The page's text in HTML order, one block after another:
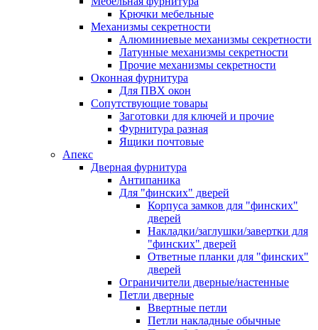
Крючки мебельные
Механизмы секретности
Алюминиевые механизмы секретности
Латунные механизмы секретности
Прочие механизмы секретности
Оконная фурнитура
Для ПВХ окон
Сопутствующие товары
Заготовки для ключей и прочие
Фурнитура разная
Ящики почтовые
Апекс
Дверная фурнитура
Антипаника
Для "финских" дверей
Корпуса замков для "финских"
дверей
Накладки/заглушки/завертки для
"финских" дверей
Ответные планки для "финских"
дверей
Ограничители дверные/настенные
Петли дверные
Ввертные петли
Петли накладные обычные